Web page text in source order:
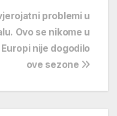
problemi u
Ovo se nikome u
Europi nije dogodilo
ove sezone